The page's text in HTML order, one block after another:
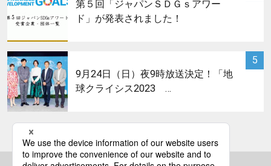
第５回「ジャパンＳＤＧｓアワー
ド」が発表されました！
5
サムネイル
9月24日（日）夜9時放送決定！「地
球クライシス2023 …